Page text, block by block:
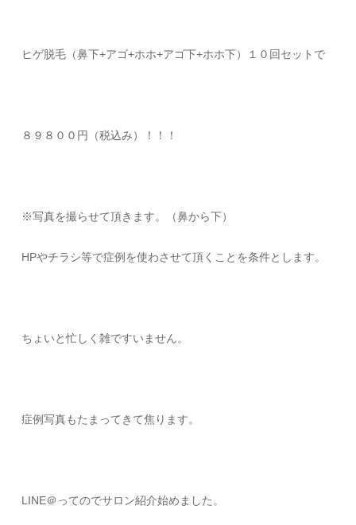
ヒゲ脱毛（鼻下+アゴ+ホホ+アゴ下+ホホ下）１０回セットで
８９８００円（税込み）！！！
※写真を撮らせて頂きます。（鼻から下）
HPやチラシ等で症例を使わさせて頂くことを条件とします。
ちょいと忙しく雑ですいません。
症例写真もたまってきて焦ります。
LINE＠ってのでサロン紹介始めました。